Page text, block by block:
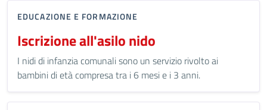
EDUCAZIONE E FORMAZIONE
Iscrizione all'asilo nido
I nidi di infanzia comunali sono un servizio rivolto ai
bambini di età compresa tra i 6 mesi e i 3 anni.